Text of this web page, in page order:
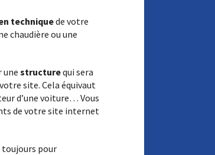
techniquede votre
chaudière ou une
une structurequi sera
site. Cela équivaut
d’une voiture… Vous
de votre site internet
toujours pour